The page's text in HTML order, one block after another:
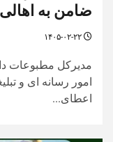
ضامن به
مدیرکل مطبوعات
امور رسانه ای و
اعطای...